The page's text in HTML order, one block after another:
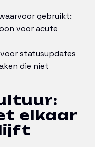
gebruikt:
voor acute
statusupdates
die niet
elkaar